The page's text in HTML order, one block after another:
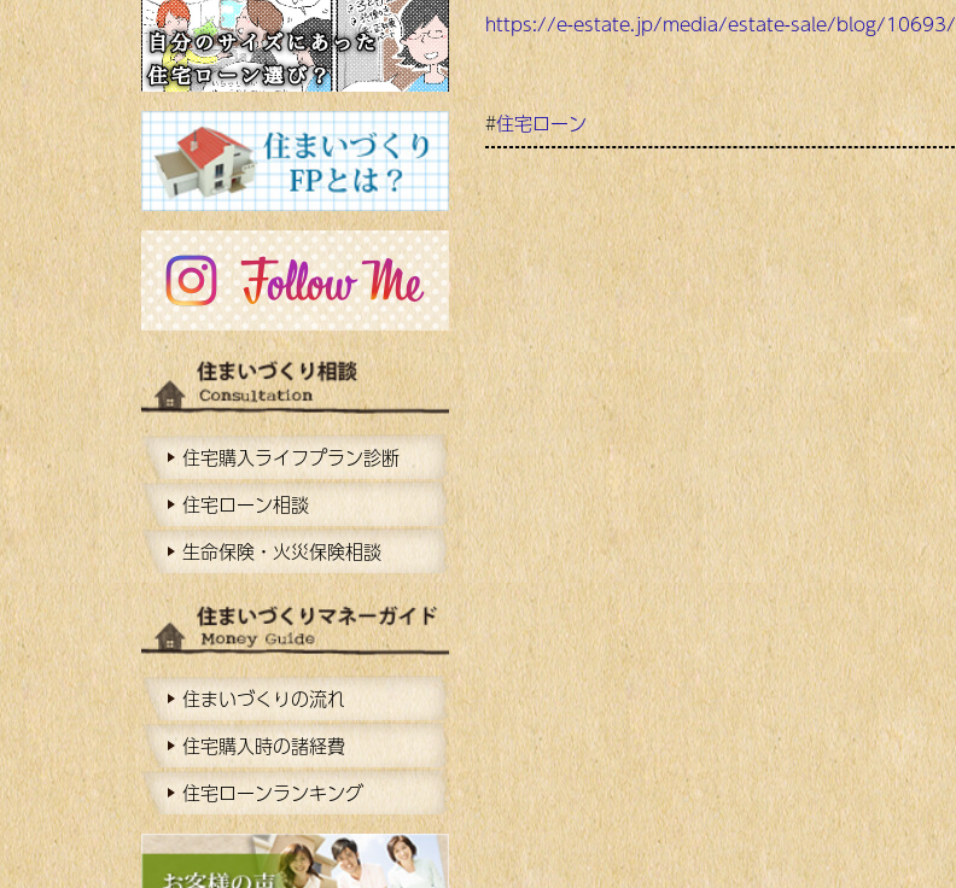
https://e-estate.jp/media/estate-sale/blog/10693/
#住宅ローン
住宅購入ライフプラン診断
住宅ローン相談
生命保険・火災保険相談
住まいづくりの流れ
住宅購入時の諸経費
住宅ローンランキング